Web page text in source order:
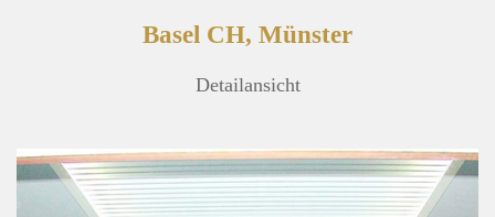
Basel CH, Münster
Detailansicht